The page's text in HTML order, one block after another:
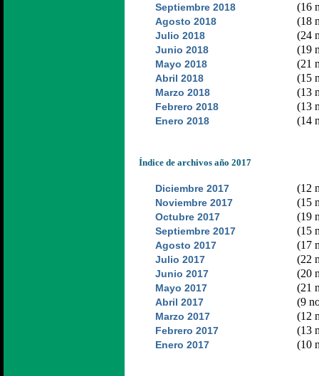
Septiembre 2018 (16
Agosto 2018 (18
Julio 2018 (24
Junio 2018 (19
Mayo 2018 (21
Abril 2018 (15
Marzo 2018 (13
Febrero 2018 (13
Enero 2018 (14
Índice de archivos año 2017
Diciembre 2017 (12
Noviembre 2017 (15
Octubre 2017 (19
Septiembre 2017 (15
Agosto 2017 (17
Julio 2017 (22
Junio 2017 (20
Mayo 2017 (21
Abril 2017 (9
Marzo 2017 (12
Febrero 2017 (13
Enero 2017 (10